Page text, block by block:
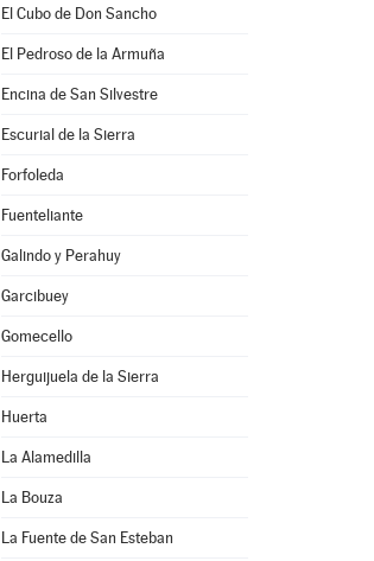
El Cubo de Don Sancho
El Pedroso de la Armuña
Encina de San Silvestre
Escurial de la Sierra
Forfoleda
Fuenteliante
Galindo y Perahuy
Garcibuey
Gomecello
Herguijuela de la Sierra
Huerta
La Alamedilla
La Bouza
La Fuente de San Esteban